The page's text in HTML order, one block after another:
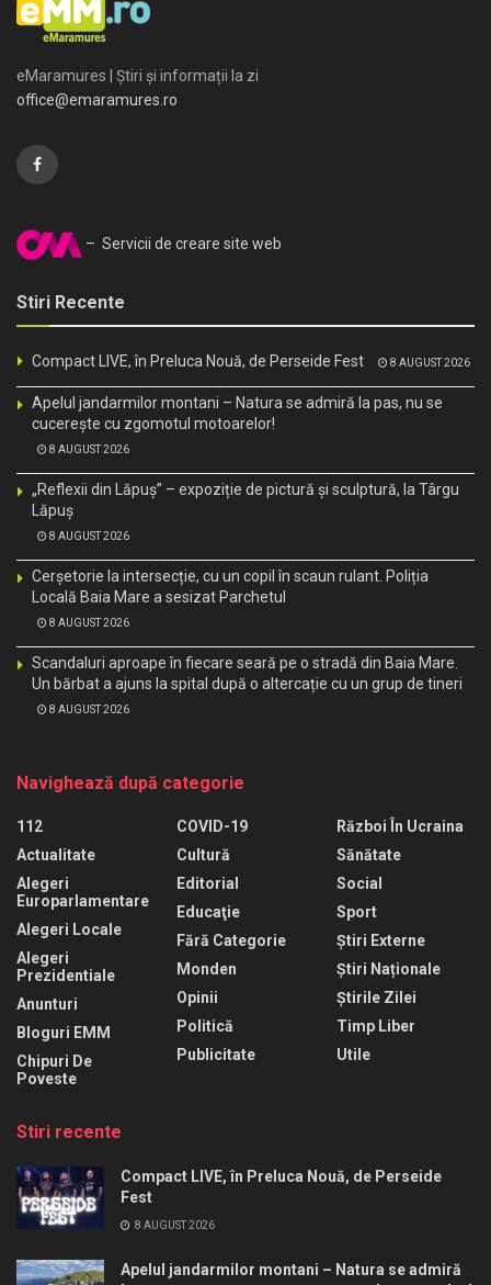
eMaramures | Știri și informații la zi
office@emaramures.ro
– Servicii de creare site web
Stiri Recente
Compact LIVE, în Preluca Nouă, de Perseide Fest 8 AUGUST 2026
Apelul jandarmilor montani – Natura se admiră la pas, nu se
cucerește cu zgomotul motoarelor!
8 AUGUST 2026
„Reflexii din Lăpuș” – expoziție de pictură și sculptură, la Târgu
Lăpuș
8 AUGUST 2026
Cerșetorie la intersecție, cu un copil în scaun rulant. Poliția
Locală Baia Mare a sesizat Parchetul
8 AUGUST 2026
Scandaluri aproape în fiecare seară pe o stradă din Baia Mare.
Un bărbat a ajuns la spital după o altercație cu un grup de tineri
8 AUGUST 2026
Navighează după categorie
112
Actualitate
Alegeri
Europarlamentare
Alegeri Locale
Alegeri
Prezidentiale
Anunturi
Bloguri EMM
Chipuri De
Poveste
COVID-19
Cultură
Editorial
Educaţie
Fără Categorie
Monden
Opinii
Politică
Publicitate
Război În Ucraina
Sănătate
Social
Sport
Știri Externe
Știri Naționale
Știrile Zilei
Timp Liber
Utile
Stiri recente
Compact LIVE, în Preluca Nouă, de Perseide
Fest
8 AUGUST 2026
Apelul jandarmilor montani – Natura se admiră